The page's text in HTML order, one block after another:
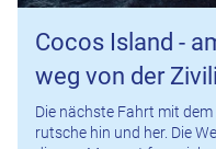
Cocos Island -
weg von der
Die nächste Fahrt mit
rutsche hin und her. Die